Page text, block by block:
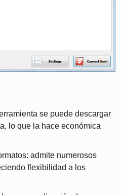
se puede descargar
lo que la hace económica
admite numerosos
flexibilidad a los